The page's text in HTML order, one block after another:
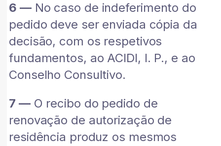
6 —No caso de indeferimento do
pedido deve ser enviada cópia da
decisão, com os respetivos
fundamentos, ao ACIDI, I. P., e ao
Conselho Consultivo.
7 —O recibo do pedido de
renovação de autorização de
residência produz os mesmos